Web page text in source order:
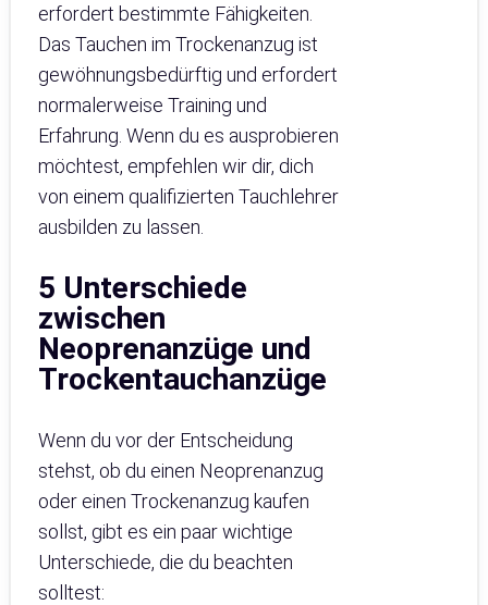
erfordert bestimmte Fähigkeiten.
Das Tauchen im Trockenanzug ist
gewöhnungsbedürftig und erfordert
normalerweise Training und
Erfahrung. Wenn du es ausprobieren
möchtest, empfehlen wir dir, dich
von einem qualifizierten Tauchlehrer
ausbilden zu lassen.
5 Unterschiede
zwischen
Neoprenanzüge und
Trockentauchanzüge
Wenn du vor der Entscheidung
stehst, ob du einen Neoprenanzug
oder einen Trockenanzug kaufen
sollst, gibt es ein paar wichtige
Unterschiede, die du beachten
solltest: